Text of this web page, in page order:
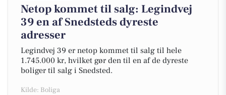
Netop kommet til salg: Legindvej
39 en af Snedsteds dyreste
adresser
Legindvej 39 er netop kommet til salg til hele
1.745.000 kr, hvilket gør den til en af de dyreste
boliger til salg i Snedsted.
Kilde: Boliga